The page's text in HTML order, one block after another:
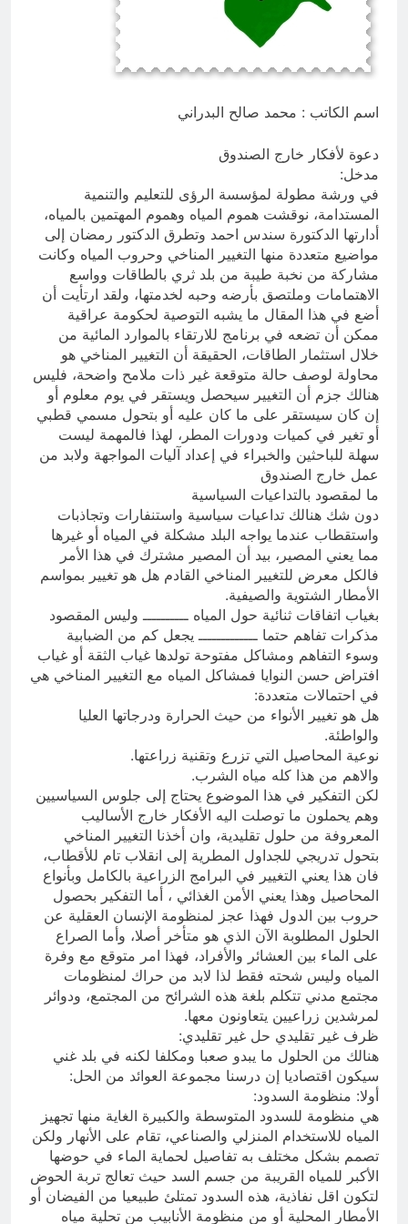
ازمة العلم العراقي.. ليست ازمة فقدان
الوطنية عند العراقيين.. بل (ازمة فقدان
الوطنية بالعلم نفسه) نركز على فئة
الأغلبية (لا ترفع العلم العراقي) وبنفس
7 ساعات Ago
اسم الكاتب : محمد صالح البدراني
دعوة لأفكار خارج الصندوق
مدخل:
في ورشة مطولة لمؤسسة الرؤى للتعليم والتنمية
المستدامة، نوقشت هموم المياه وهموم المهتمين بالمياه،
أدارتها الدكتورة سندس احمد وتطرق الدكتور رمضان إلى
مواضيع متعددة منها التغيير المناخي وحروب المياه وكانت
مشاركة من نخبة طيبة من بلد ثري بالطاقات وواسع
الاهتمامات وملتصق بأرضه وحبه لخدمتها، ولقد ارتأيت أن
أضع في هذا المقال ما يشبه التوصية لحكومة عراقية
ممكن أن تضعه في برنامج للارتقاء بالموارد المائية من
خلال استثمار الطاقات، الحقيقة أن التغيير المناخي هو
محاولة لوصف حالة متوقعة غير ذات ملامح واضحة، فليس
هنالك جزم أن التغيير سيحصل ويستقر في يوم معلوم أو
إن كان سيستقر على ما كان عليه أو بتحول مسمي قطبي
أو تغير في كميات ودورات المطر، لهذا فالمهمة ليست
سهلة للباحثين والخبراء في إعداد آليات المواجهة ولابد من
عمل خارج الصندوق
ما لمقصود بالتداعيات السياسية
دون شك هنالك تداعيات سياسية واستنفارات وتجاذبات
واستقطاب عندما يواجه البلد مشكلة في المياه أو غيرها
مما يعني المصير، بيد أن المصير مشترك في هذا الأمر
فالكل معرض للتغيير المناخي القادم هل هو تغيير بمواسم
الأمطار الشتوية والصيفية.
بغياب اتفاقات ثنائية حول المياه ــــــــــ وليس المقصود
مذكرات تفاهم حتما ـــــــــــــ يجعل كم من الضبابية
وسوء التفاهم ومشاكل مفتوحة تولدها غياب الثقة أو غياب
افتراض حسن النوايا فمشاكل المياه مع التغيير المناخي هي
في احتمالات متعددة:
هل هو تغيير الأنواء من حيث الحرارة ودرجاتها العليا
والواطئة.
نوعية المحاصيل التي تزرع وتقنية زراعتها.
والاهم من هذا كله مياه الشرب.
لكن التفكير في هذا الموضوع يحتاج إلى جلوس السياسيين
وهم يحملون ما توصلت اليه الأفكار خارج الأساليب
المعروفة من حلول تقليدية، وان أخذنا التغيير المناخي
بتحول تدريجي للجداول المطرية إلى انقلاب تام للأقطاب،
فان هذا يعني التغيير في البرامج الزراعية بالكامل وبأنواع
المحاصيل وهذا يعني الأمن الغذائي ، أما التفكير بحصول
حروب بين الدول فهذا عجز لمنظومة الإنسان العقلية عن
الحلول المطلوبة الآن الذي هو متأخر أصلا، وأما الصراع
على الماء بين العشائر والأفراد، فهذا امر متوقع مع وفرة
المياه وليس شحته فقط لذا لابد من حراك لمنظومات
مجتمع مدني تتكلم بلغة هذه الشرائح من المجتمع، ودوائر
لمرشدين زراعيين يتعاونون معها.
ظرف غير تقليدي حل غير تقليدي:
هنالك من الحلول ما يبدو صعبا ومكلفا لكنه في بلد غني
سيكون اقتصاديا إن درسنا مجموعة العوائد من الحل:
أولا: منظومة السدود:
هي منظومة للسدود المتوسطة والكبيرة الغاية منها تجهيز
المياه للاستخدام المنزلي والصناعي، تقام على الأنهار ولكن
تصمم بشكل مختلف به تفاصيل لحماية الماء في حوضها
الأكبر للمياه القريبة من جسم السد حيث تعالج تربة الحوض
لتكون اقل نفاذية، هذه السدود تمتلئ طبيعيا من الفيضان أو
الأمطار المحلية أو من منظومة الأنابيب من تحلية مياه